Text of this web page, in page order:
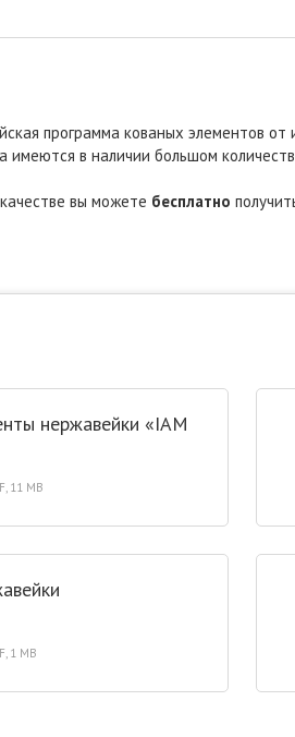
программа кованых элементов от
имеются в наличии большом
вы можете бесплатно
нержавейки «IAM
11 MB
1 MB